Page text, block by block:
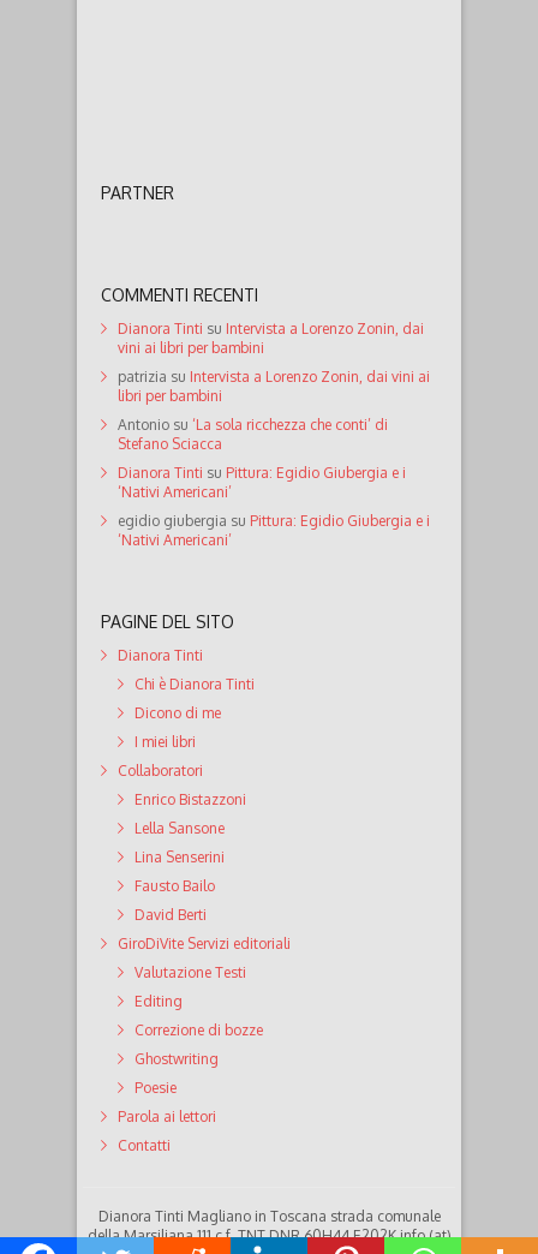
PARTNER
COMMENTI RECENTI
Dianora Tinti su Intervista a Lorenzo Zonin, dai
vini ai libri per bambini
patrizia su Intervista a Lorenzo Zonin, dai vini ai
libri per bambini
Antonio su ‘La sola ricchezza che conti’ di
Stefano Sciacca
Dianora Tinti su Pittura: Egidio Giubergia e i
‘Nativi Americani’
egidio giubergia su Pittura: Egidio Giubergia e i
‘Nativi Americani’
PAGINE DEL SITO
Dianora Tinti
Chi è Dianora Tinti
Dicono di me
I miei libri
Collaboratori
Enrico Bistazzoni
Lella Sansone
Lina Senserini
Fausto Bailo
David Berti
GiroDiVite Servizi editoriali
Valutazione Testi
Editing
Correzione di bozze
Ghostwriting
Poesie
Parola ai lettori
Contatti
Dianora Tinti Magliano in Toscana strada comunale
della Marsiliana 111 c.f. TNT DNR 60H44 E202K info (at)